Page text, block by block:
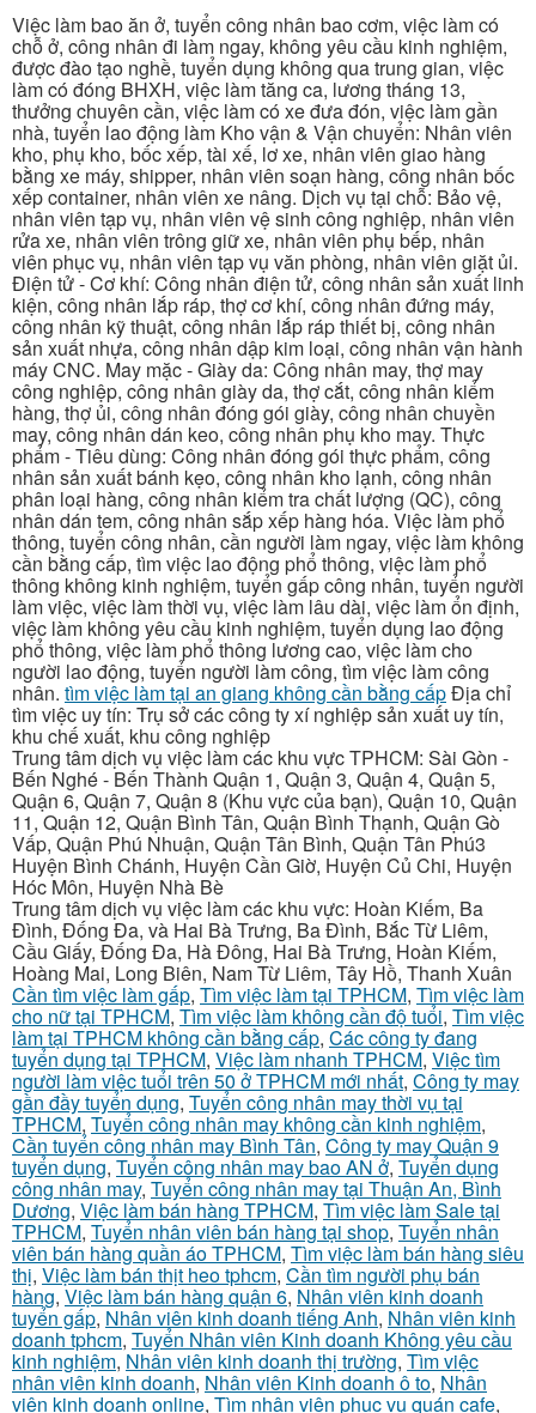
Việc làm bao ăn ở, tuyển công nhân bao cơm, việc làm có
chỗ ở, công nhân đi làm ngay, không yêu cầu kinh nghiệm,
được đào tạo nghề, tuyển dụng không qua trung gian, việc
làm có đóng BHXH, việc làm tăng ca, lương tháng 13,
thưởng chuyên cần, việc làm có xe đưa đón, việc làm gần
nhà, tuyển lao động làm Kho vận & Vận chuyển: Nhân viên
kho, phụ kho, bốc xếp, tài xế, lơ xe, nhân viên giao hàng
bằng xe máy, shipper, nhân viên soạn hàng, công nhân bốc
xếp container, nhân viên xe nâng. Dịch vụ tại chỗ: Bảo vệ,
nhân viên tạp vụ, nhân viên vệ sinh công nghiệp, nhân viên
rửa xe, nhân viên trông giữ xe, nhân viên phụ bếp, nhân
viên phục vụ, nhân viên tạp vụ văn phòng, nhân viên giặt ủi.
Điện tử - Cơ khí: Công nhân điện tử, công nhân sản xuất linh
kiện, công nhân lắp ráp, thợ cơ khí, công nhân đứng máy,
công nhân kỹ thuật, công nhân lắp ráp thiết bị, công nhân
sản xuất nhựa, công nhân dập kim loại, công nhân vận hành
máy CNC. May mặc - Giày da: Công nhân may, thợ may
công nghiệp, công nhân giày da, thợ cắt, công nhân kiểm
hàng, thợ ủi, công nhân đóng gói giày, công nhân chuyền
may, công nhân dán keo, công nhân phụ kho may. Thực
phẩm - Tiêu dùng: Công nhân đóng gói thực phẩm, công
nhân sản xuất bánh kẹo, công nhân kho lạnh, công nhân
phân loại hàng, công nhân kiểm tra chất lượng (QC), công
nhân dán tem, công nhân sắp xếp hàng hóa. Việc làm phổ
thông, tuyển công nhân, cần người làm ngay, việc làm không
cần bằng cấp, tìm việc lao động phổ thông, việc làm phổ
thông không kinh nghiệm, tuyển gấp công nhân, tuyển người
làm việc, việc làm thời vụ, việc làm lâu dài, việc làm ổn định,
việc làm không yêu cầu kinh nghiệm, tuyển dụng lao động
phổ thông, việc làm phổ thông lương cao, việc làm cho
người lao động, tuyển người làm công, tìm việc làm công
nhân. tìm việc làm tại an giang không cần bằng cấpĐịa chỉ
tìm việc uy tín: Trụ sở các công ty xí nghiệp sản xuất uy tín,
khu chế xuất, khu công nghiệp
Trung tâm dịch vụ việc làm các khu vực TPHCM: Sài Gòn -
Bến Nghé - Bến Thành Quận 1, Quận 3, Quận 4, Quận 5,
Quận 6, Quận 7, Quận 8 (Khu vực của bạn), Quận 10, Quận
11, Quận 12, Quận Bình Tân, Quận Bình Thạnh, Quận Gò
Vấp, Quận Phú Nhuận, Quận Tân Bình, Quận Tân Phú3
Huyện Bình Chánh, Huyện Cần Giờ, Huyện Củ Chi, Huyện
Hóc Môn, Huyện Nhà Bè
Trung tâm dịch vụ việc làm các khu vực: Hoàn Kiếm, Ba
Đình, Đống Đa, và Hai Bà Trưng, Ba Đình, Bắc Từ Liêm,
Cầu Giấy, Đống Đa, Hà Đông, Hai Bà Trưng, Hoàn Kiếm,
Hoàng Mai, Long Biên, Nam Từ Liêm, Tây Hồ, Thanh Xuân
Cần tìm việc làm gấp, Tìm việc làm tại TPHCM, Tìm việc làm
cho nữ tại TPHCM, Tìm việc làm không cần độ tuổi, Tìm việc
làm tại TPHCM không cần bằng cấp, Các công ty đang
tuyển dụng tại TPHCM, Việc làm nhanh TPHCM, Việc tìm
người làm việc tuổi trên 50 ở TPHCM mới nhất, Công ty may
gần đầy tuyển dụng, Tuyển công nhân may thời vụ tại
TPHCM, Tuyển công nhân may không cần kinh nghiệm,
Cần tuyển công nhân may Bình Tân, Công ty may Quận 9
tuyển dụng, Tuyển công nhân may bao AN ở, Tuyển dụng
công nhân may, Tuyển công nhân may tại Thuận An, Bình
Dương, Việc làm bán hàng TPHCM, Tìm việc làm Sale tại
TPHCM, Tuyển nhân viên bán hàng tại shop, Tuyển nhân
viên bán hàng quần áo TPHCM, Tìm việc làm bán hàng siêu
thị, Việc làm bán thịt heo tphcm, Cần tìm người phụ bán
hàng, Việc làm bán hàng quận 6, Nhân viên kinh doanh
tuyển gấp, Nhân viên kinh doanh tiếng Anh, Nhân viên kinh
doanh tphcm, Tuyển Nhân viên Kinh doanh Không yêu cầu
kinh nghiệm, Nhân viên kinh doanh thị trường, Tìm việc
nhân viên kinh doanh, Nhân viên Kinh doanh ô to, Nhân
viên kinh doanh online, Tìm nhân viên phục vụ quán cafe,